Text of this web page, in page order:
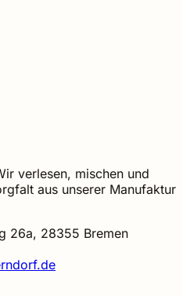
verlesen, mischen und
aus unserer Manufaktur
26a, 28355 Bremen